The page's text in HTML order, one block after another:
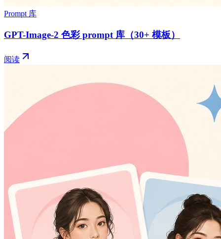
Prompt 库
GPT-Image-2 色彩 prompt 库（30+ 模板）
阅读